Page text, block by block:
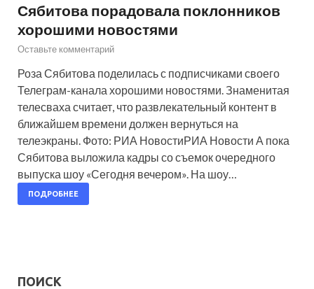
Сябитова порадовала поклонников
хорошими новостями
Оставьте комментарий
Роза Сябитова поделилась с подписчиками своего
Телеграм-канала хорошими новостями. Знаменитая
телесваха считает, что развлекательный контент в
ближайшем времени должен вернуться на
телеэкраны. Фото: РИА НовостиРИА Новости А пока
Сябитова выложила кадры со съемок очередного
выпуска шоу «Сегодня вечером». На шоу…
ПОДРОБНЕЕ
ПОИСК